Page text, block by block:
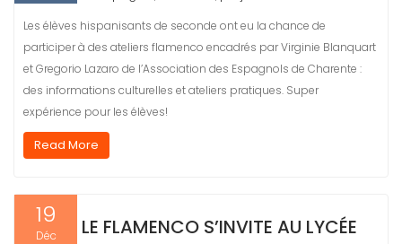
Les élèves hispanisants de seconde ont eu la chance de
participer à des ateliers flamenco encadrés par Virginie Blanquart
et Gregorio Lazaro de l’Association des Espagnols de Charente :
des informations culturelles et ateliers pratiques. Super
expérience pour les élèves!
Read More
19
Déc LE FLAMENCO S’INVITE AU LYCÉE